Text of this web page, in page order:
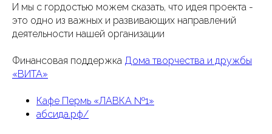
И мы с гордостью можем сказать, что идея проекта -
это одно из важных и развивающих направлений
деятельности нашей организации
Финансовая поддержка Дома творчества и дружбы
«ВИТА»
Кафе Пермь «ЛАВКА №1»
абсида.рф/